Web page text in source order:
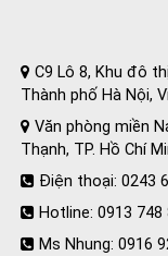
C9 Lô 8, Khu đô
Thành phố Hà Nội,
Văn phòng miền
Thạnh, TP. Hồ Chí
Điện thoại: 0243
Hotline: 0913 748
Ms Nhung: 0916